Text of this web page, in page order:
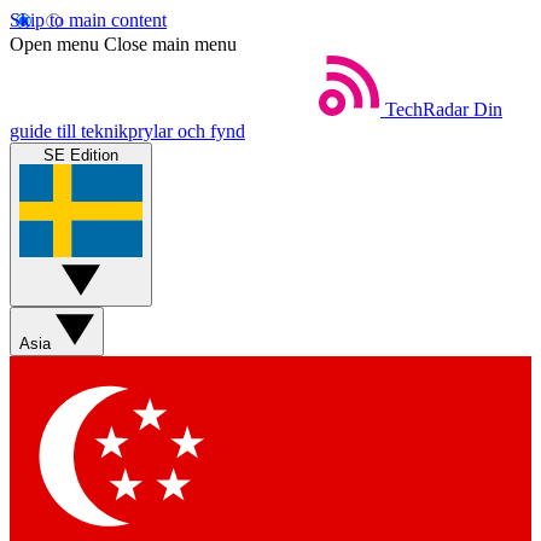
Skip to main content
Open menu Close main menu
TechRadar Din
guide till teknikprylar och fynd
SE Edition
Asia